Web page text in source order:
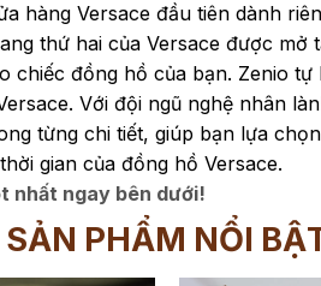
hàng Versace đầu tiên dành
thứ hai của Versace được mở
đồng hồ của bạn. Zenio
Với đội ngũ nghệ nhân
từng chi tiết, giúp bạn lựa
gian của đồng hồ Versace.
nhất ngay bên dưới!
SẢN PHẨM NỔI